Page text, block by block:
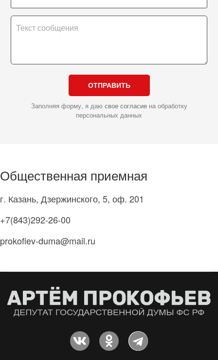
ОТПРАВИТЬ
Заполняя форму, я даю свое согласиена обработку
персональных данных
Общественная приемная
г. Казань, Дзержинского, 5, оф. 201
+7(843)292-26-00
prokofiev-duma@mail.ru